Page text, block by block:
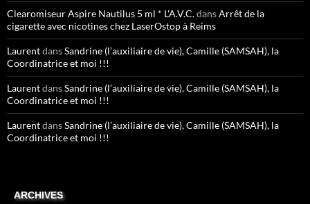
Clearomiseur Aspire Nautilus 5 ml * L'A.V.C.dansArrêt de la
cigarette avec nicotines chez LaserOstop à Reims
LaurentdansSandrine (l’auxiliaire de vie), Camille (SAMSAH), la
Coordinatrice et moi !!!
LaurentdansSandrine (l’auxiliaire de vie), Camille (SAMSAH), la
Coordinatrice et moi !!!
LaurentdansSandrine (l’auxiliaire de vie), Camille (SAMSAH), la
Coordinatrice et moi !!!
ARCHIVES